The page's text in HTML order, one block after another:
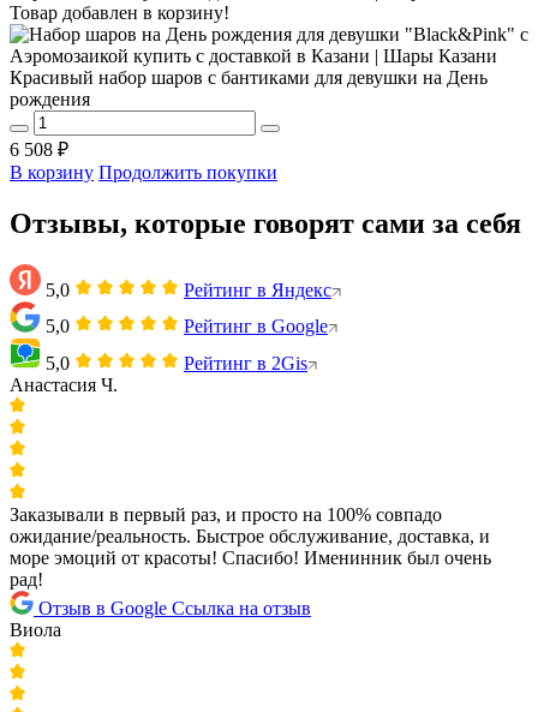
Товар добавлен в корзину!
Красивый набор шаров с бантиками для девушки на День
рождения
6 508 ₽
В корзину Продолжить покупки
Отзывы, которые говорят сами за себя
5,0
Рейтинг в Яндекс
5,0
Рейтинг в Google
5,0
Рейтинг в 2Gis
Анастасия Ч.
Заказывали в первый раз, и просто на 100% совпадо
ожидание/реальность. Быстрое обслуживание, доставка, и
море эмоций от красоты! Спасибо! Именинник был очень
рад!
Отзыв в Google Ссылка на отзыв
Виола